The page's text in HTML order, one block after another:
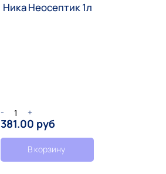
Ника Неосептик 1л
- +
381.00 руб
В корзину